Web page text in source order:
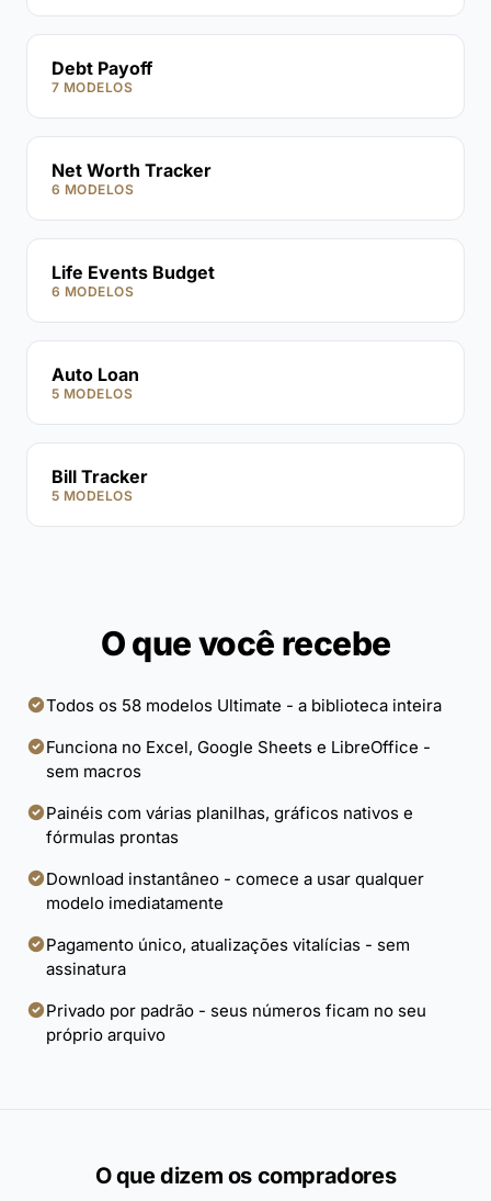
Debt Payoff
7 MODELOS
Net Worth Tracker
6 MODELOS
Life Events Budget
6 MODELOS
Auto Loan
5 MODELOS
Bill Tracker
5 MODELOS
O que você recebe
Todos os 58 modelos Ultimate - a biblioteca inteira
Funciona no Excel, Google Sheets e LibreOffice -
sem macros
Painéis com várias planilhas, gráficos nativos e
fórmulas prontas
Download instantâneo - comece a usar qualquer
modelo imediatamente
Pagamento único, atualizações vitalícias - sem
assinatura
Privado por padrão - seus números ficam no seu
próprio arquivo
O que dizem os compradores